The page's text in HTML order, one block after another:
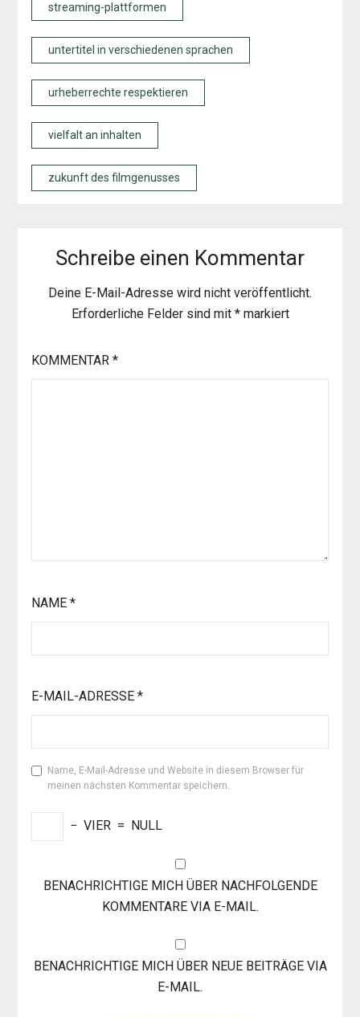
streaming-plattformen
untertitel in verschiedenen sprachen
urheberrechte respektieren
vielfalt an inhalten
zukunft des filmgenusses
Schreibe einen Kommentar
Deine E-Mail-Adresse wird nicht veröffentlicht.
Erforderliche Felder sind mit *markiert
KOMMENTAR *
NAME *
E-MAIL-ADRESSE *
Name, E-Mail-Adresse und Website in diesem Browser für
meinen nächsten Kommentar speichern.
− VIER = NULL
BENACHRICHTIGE MICH ÜBER NACHFOLGENDE
KOMMENTARE VIA E-MAIL.
BENACHRICHTIGE MICH ÜBER NEUE BEITRÄGE VIA
E-MAIL.